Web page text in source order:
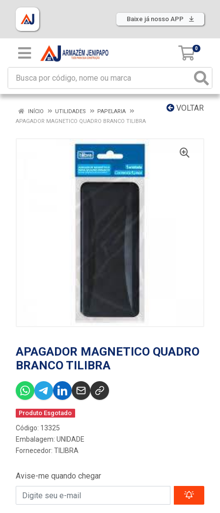
Baixe já nosso APP
0
VOLTAR
INÍCIO UTILIDADES
PAPELARIA
APAGADOR MAGNETICO QUADRO BRANCO TILIBRA
APAGADOR MAGNETICO QUADRO
BRANCO TILIBRA
Produto Esgotado
Código: 13325
Embalagem: UNIDADE
Fornecedor: TILIBRA
Avise-me quando chegar